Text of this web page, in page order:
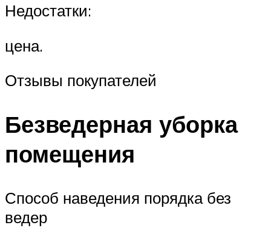
Недостатки:
цена.
Отзывы покупателей
Безведерная уборка
помещения
Способ наведения порядка без
ведер